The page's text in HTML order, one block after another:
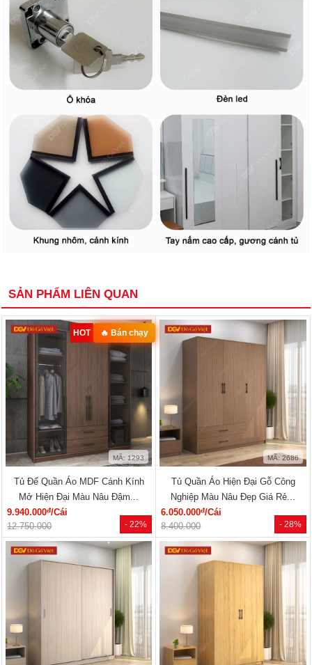
SẢN PHẨM LIÊN QUAN
- 22%
HOT 🔥 Bán chạy
MÃ: 1293
Tủ Để Quần Áo MDF Cánh Kính
Mở Hiện Đại Màu Nâu Đậm...
9.940.000đ/Cái
12.750.000
- 28%
MÃ: 2686
Tủ Quần Áo Hiện Đại Gỗ Công
Nghiệp Màu Nâu Đẹp Giá Rẻ...
6.050.000đ/Cái
8.400.000